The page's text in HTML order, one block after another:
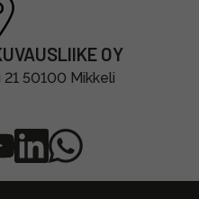
OY
50100 Mikkeli